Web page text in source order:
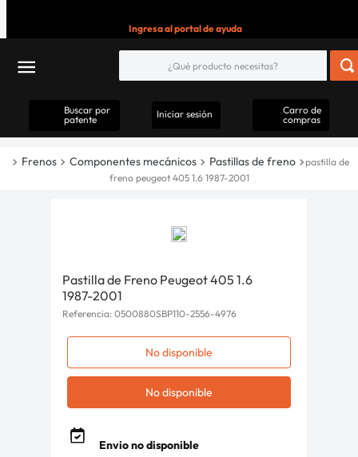
Ingresa al portal de ayuda
Buscar por
patente
Iniciar sesión
Carro de
compras
Frenos Componentes mecánicos Pastillas de freno
pastilla de
freno peugeot 405 1.6 1987-2001
Pastilla de Freno Peugeot 405 1.6
1987-2001
Referencia: 0500880SBP110-2556-4976
No disponible
No disponible
Envio no disponible